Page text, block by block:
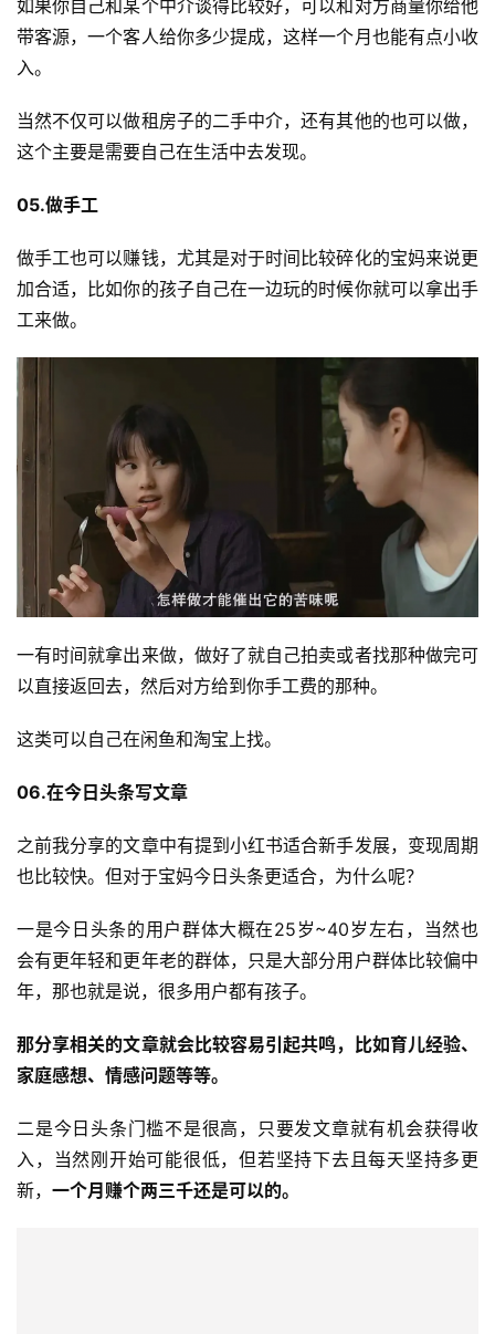
投
每
日
如果你自己和某个中介谈得比较好，可以和对方商量你给他
带客源，一个客人给你多少提成，这样一个月也能有点小收
入。
当然不仅可以做租房子的二手中介，还有其他的也可以做，
这个主要是需要自己在生活中去发现。
05.做手工
做手工也可以赚钱，尤其是对于时间比较碎化的宝妈来说更
加合适，比如你的孩子自己在一边玩的时候你就可以拿出手
工来做。
一有时间就拿出来做，做好了就自己拍卖或者找那种做完可
以直接返回去，然后对方给到你手工费的那种。
这类可以自己在闲鱼和淘宝上找。
06.在今日头条写文章
之前我分享的文章中有提到小红书适合新手发展，变现周期
也比较快。但对于宝妈今日头条更适合，为什么呢？
一是今日头条的用户群体大概在25岁~40岁左右，当然也
会有更年轻和更年老的群体，只是大部分用户群体比较偏中
年，那也就是说，很多用户都有孩子。
那分享相关的文章就会比较容易引起共鸣，比如育儿经验、
家庭感想、情感问题等等。
二是今日头条门槛不是很高，只要发文章就有机会获得收
入，当然刚开始可能很低，但若坚持下去且每天坚持多更
新， 一个月赚个两三千还是可以的。